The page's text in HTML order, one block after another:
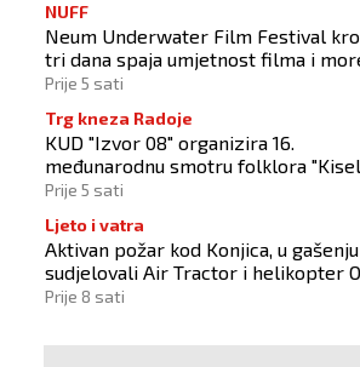
NUFF
Neum Underwater Film Festival
tri dana spaja umjetnost filma i
Prije 5 sati
Trg kneza Radoje
KUD "Izvor 08" organizira 16.
međunarodnu smotru folklora
2026"
Prije 5 sati
Ljeto i vatra
Aktivan požar kod Konjica, u gašenju
sudjelovali Air Tractor i helikopter
a BiH
Prije 8 sati